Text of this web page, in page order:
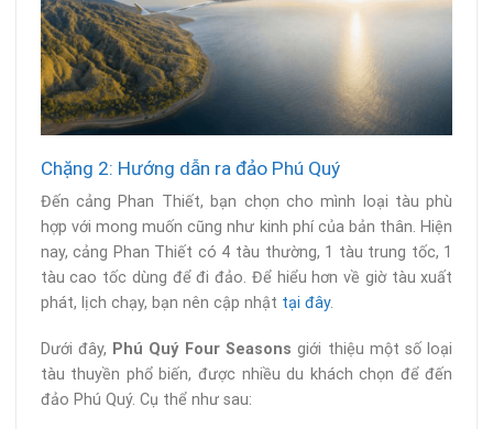
Chặng 2: Hướng dẫn ra đảo Phú Quý
Đến cảng Phan Thiết, bạn chọn cho mình loại tàu phù
hợp với mong muốn cũng như kinh phí của bản thân. Hiện
nay, cảng Phan Thiết có 4 tàu thường, 1 tàu trung tốc, 1
tàu cao tốc dùng để đi đảo. Để hiểu hơn về giờ tàu xuất
phát, lịch chạy, bạn nên cập nhật tại đây.
Dưới đây, Phú Quý Four Seasonsgiới thiệu một số loại
tàu thuyền phổ biến, được nhiều du khách chọn để đến
đảo Phú Quý. Cụ thể như sau: